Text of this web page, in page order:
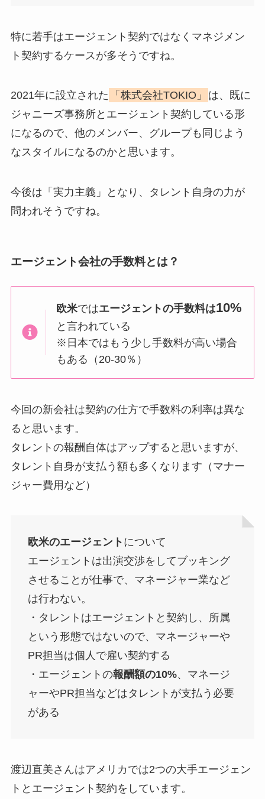
特に若手はエージェント契約ではなくマネジメン
ト契約するケースが多そうですね。
2021年に設立された 「株式会社TOKIO」
は、既に
ジャニーズ事務所とエージェント契約している形
になるので、他のメンバー、グループも同じよう
なスタイルになるのかと思います。
今後は「実力主義」となり、タレント自身の力が
問われそうですね。
エージェント会社の手数料とは？
欧米ではエージェントの手数料は10%
と言われている
※日本ではもう少し手数料が高い場合
もある（20-30％）
今回の新会社は契約の仕方で手数料の利率は異な
ると思います。
タレントの報酬自体はアップすると思いますが、
タレント自身が支払う額も多くなります（マナー
ジャー費用など）
欧米のエージェント について
エージェントは出演交渉をしてブッキング
させることが仕事で、マネージャー業など
は行わない。
・タレントはエージェントと契約し、所属
という形態ではないので、マネージャーや
PR担当は個人で雇い契約する
・エージェントの報酬額の10%、マネージ
ャーやPR担当などはタレントが支払う必要
がある
渡辺直美さんはアメリカでは2つの大手エージェン
トとエージェント契約をしています。